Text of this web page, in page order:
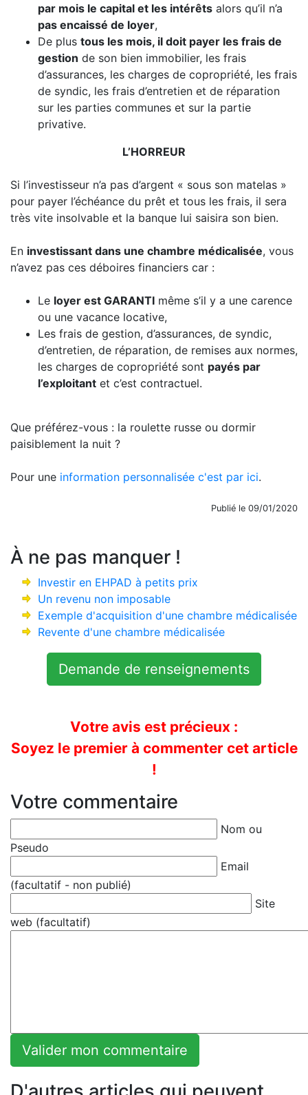
par mois le capital et les intérêts alors qu’il n’a
pas encaissé de loyer,
De plus tous les mois, il doit payer les frais de
gestion de son bien immobilier, les frais
d’assurances, les charges de copropriété, les frais
de syndic, les frais d’entretien et de réparation
sur les parties communes et sur la partie
privative.
L’HORREUR
Si l’investisseur n’a pas d’argent « sous son matelas »
pour payer l’échéance du prêt et tous les frais, il sera
très vite insolvable et la banque lui saisira son bien.
En investissant dans une chambre médicalisée, vous
n’avez pas ces déboires financiers car :
Le loyer est GARANTI même s’il y a une carence
ou une vacance locative,
Les frais de gestion, d’assurances, de syndic,
d’entretien, de réparation, de remises aux normes,
les charges de copropriété sont payés par
l’exploitant et c’est contractuel.
Que préférez-vous : la roulette russe ou dormir
paisiblement la nuit ?
Pour une information personnalisée c'est par ici.
Publié le 09/01/2020
À ne pas manquer !
Investir en EHPAD à petits prix
Un revenu non imposable
Exemple d'acquisition d'une chambre médicalisée
Revente d'une chambre médicalisée
Demande de renseignements
Votre avis est précieux :
Soyez le premier à commenter cet article
!
Votre commentaire
Nom ou
Pseudo
Email
(facultatif - non publié)
Site
web (facultatif)